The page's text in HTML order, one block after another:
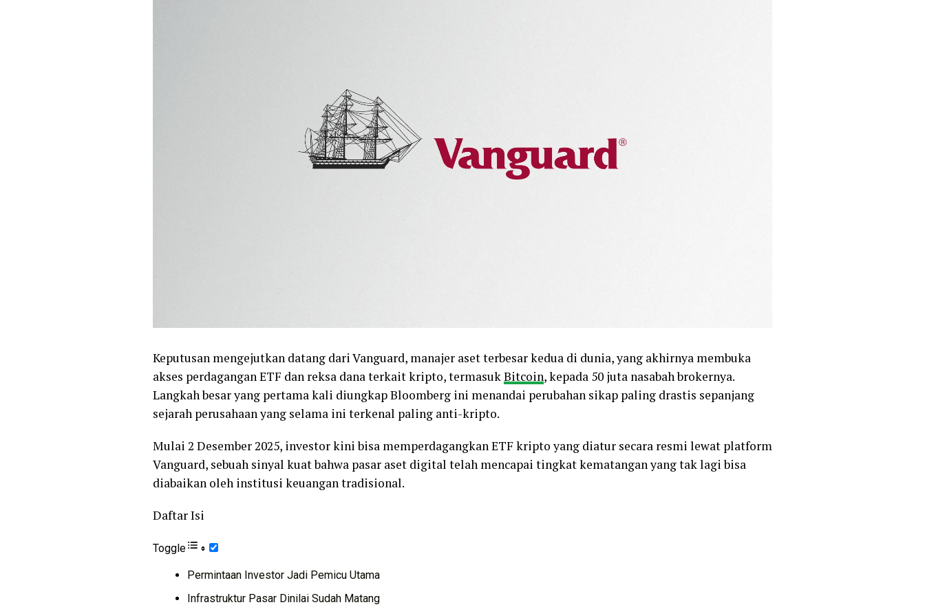
Keputusan mengejutkan datang dari Vanguard, manajer aset terbesar kedua di dunia, yang akhirnya membuka
akses perdagangan ETF dan reksa dana terkait kripto, termasukBitcoin, kepada 50 juta nasabah brokernya.
Langkah besar yang pertama kali diungkap Bloomberg ini menandai perubahan sikap paling drastis sepanjang
sejarah perusahaan yang selama ini terkenal paling anti-kripto.
Mulai 2 Desember 2025, investor kini bisa memperdagangkan ETF kripto yang diatur secara resmi lewat platform
Vanguard, sebuah sinyal kuat bahwa pasar aset digital telah mencapai tingkat kematangan yang tak lagi bisa
diabaikan oleh institusi keuangan tradisional.
Daftar Isi
Toggle
Permintaan Investor Jadi Pemicu Utama
Infrastruktur Pasar Dinilai Sudah Matang